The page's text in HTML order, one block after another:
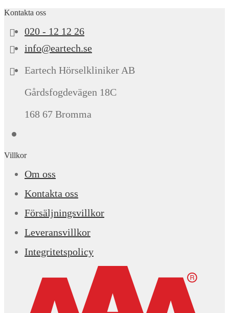
Kontakta oss
020 - 12 12 26
info@eartech.se
Eartech Hörselkliniker AB
Gårdsfogdevägen 18C
168 67 Bromma
Villkor
Om oss
Kontakta oss
Försäljningsvillkor
Leveransvillkor
Integritetspolicy